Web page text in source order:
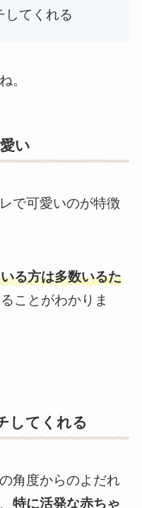
してくれる
。
い
で可愛いのが特徴
る方は多数いるた
ことがわかりま
してくれる
角度からのよだれ
特に活発な赤ちゃ